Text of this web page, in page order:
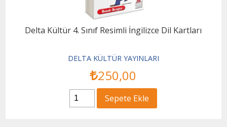
Delta Kültür 4. Sınıf Resimli İngilizce Dil Kartları
DELTA KÜLTÜR YAYINLARI
250,00
Sepete Ekle